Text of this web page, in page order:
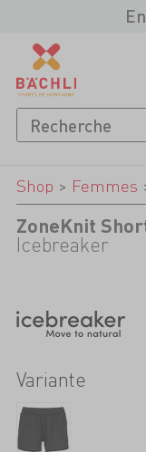
Shop > Femmes
ZoneKnit
Icebreaker
Variante